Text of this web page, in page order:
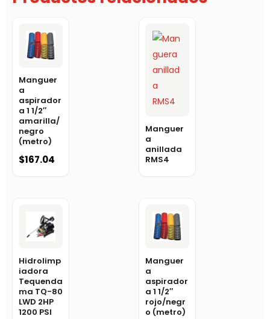
Manguer
a
aspirador
a 1 1/2″
amarilla/
negro
(metro)
$167.04
Manguer
a
anillada
RMS4
Hidrolimp
iadora
Tequenda
ma TQ-80
LWD 2HP
1200 PSI
Manguer
a
aspirador
a 1 1/2″
rojo/negr
o (metro)